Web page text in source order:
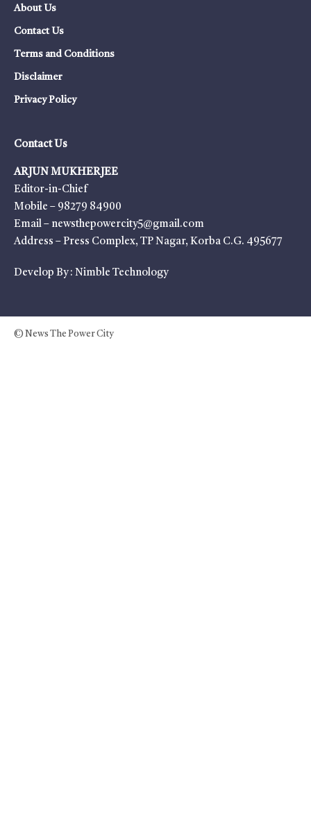
About Us
Contact Us
Terms and Conditions
Disclaimer
Privacy Policy
Contact Us
ARJUN MUKHERJEE
Editor-in-Chief
Mobile – 98279 84900
Email – newsthepowercity5@gmail.com
Address – Press Complex, TP Nagar, Korba C.G. 495677
Develop By : Nimble Technology
© News The Power City